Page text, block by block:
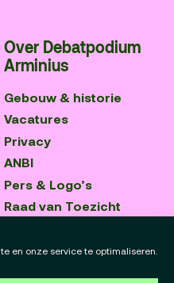
en onze service te optimaliseren.
Over Debatpodium
Arminius
Gebouw & historie
Vacatures
Privacy
ANBI
Pers & Logo’s
Raad van Toezicht
Blijf op de hoogte